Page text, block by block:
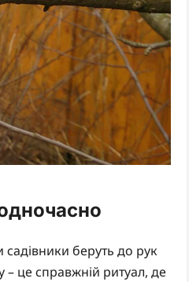
беруть до рук
це справжній ритуал, де